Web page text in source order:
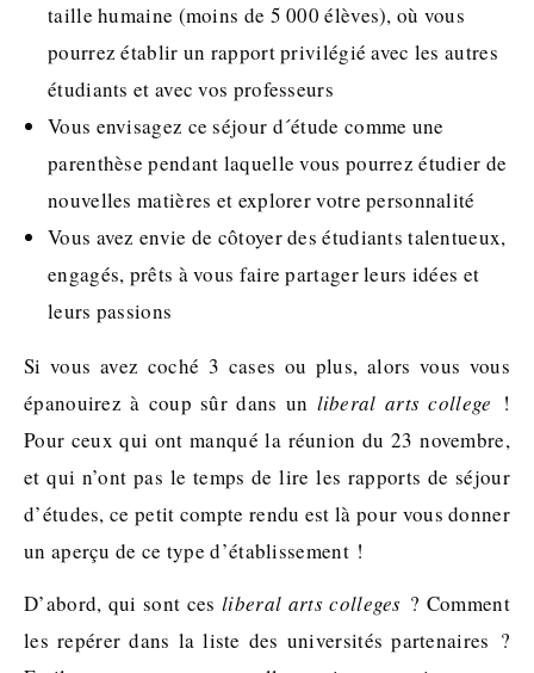
taille humaine (moins de 5 000 élèves), où vous
pourrez établir un rapport privilégié avec les autres
étudiants et avec vos professeurs
Vous envisagez ce séjour d´étude comme une
parenthèse pendant laquelle vous pourrez étudier de
nouvelles matières et explorer votre personnalité
Vous avez envie de côtoyer des étudiants talentueux,
engagés, prêts à vous faire partager leurs idées et
leurs passions
Si vous avez coché 3 cases ou plus, alors vous vous
épanouirez à coup sûr dans un liberal arts college !
Pour ceux qui ont manqué la réunion du 23 novembre,
et qui n’ont pas le temps de lire les rapports de séjour
d’études, ce petit compte rendu est là pour vous donner
un aperçu de ce type d’établissement !
D’abord, qui sont cesliberal arts colleges ? Comment
les repérer dans la liste des universités partenaires ?